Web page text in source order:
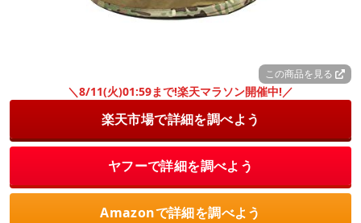
この商品を見る
＼8/11(火)01:59まで!楽天マラソン開催中!／
楽天市場で詳細を調べよう
ヤフーで詳細を調べよう
Amazonで詳細を調べよう